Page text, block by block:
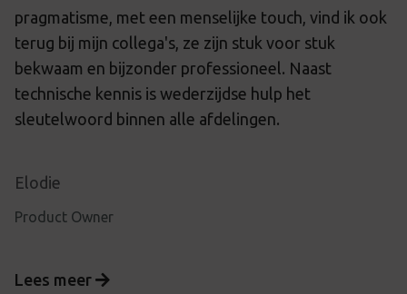
pragmatisme, met een menselijke touch, vind ik ook
terug bij mijn collega's, ze zijn stuk voor stuk
bekwaam en bijzonder professioneel. Naast
technische kennis is wederzijdse hulp het
sleutelwoord binnen alle afdelingen.
Elodie
Product Owner
Lees meer